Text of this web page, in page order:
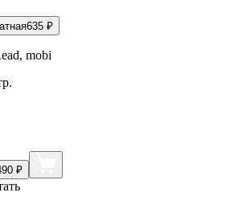
635 ₽
mobi
₽